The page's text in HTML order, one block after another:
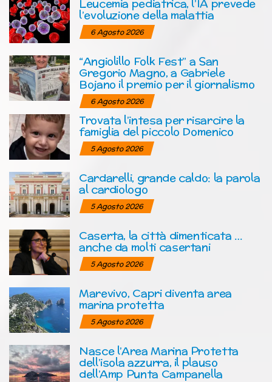
Leucemia pediatrica, l’IA prevede
l’evoluzione della malattia
6 Agosto 2026
“Angiolillo Folk Fest” a San
Gregorio Magno, a Gabriele
Bojano il premio per il giornalismo
6 Agosto 2026
Trovata l’intesa per risarcire la
famiglia del piccolo Domenico
5 Agosto 2026
Cardarelli, grande caldo: la parola
al cardiologo
5 Agosto 2026
Caserta, la città dimenticata …
anche da molti casertani
5 Agosto 2026
Marevivo, Capri diventa area
marina protetta
5 Agosto 2026
Nasce l’Area Marina Protetta
dell’isola azzurra, il plauso
dell’Amp Punta Campanella